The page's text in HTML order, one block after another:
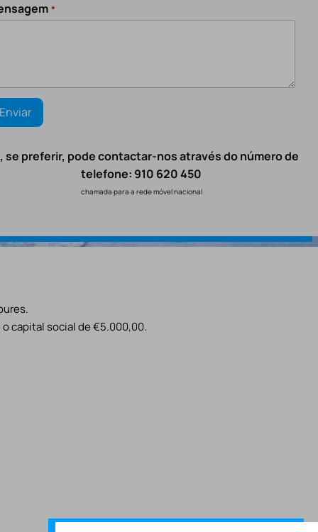
*
se preferir, pode contactar-nos através do número de
telefone: 910 620 450
chamada para a rede móvel nacional
capital social de €5.000,00.